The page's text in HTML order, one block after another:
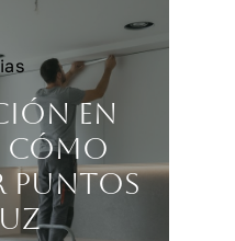
en
cómo
puntos